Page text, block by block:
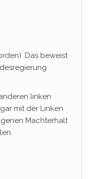
Das beweist
linken
mit der Linken
Machterhalt